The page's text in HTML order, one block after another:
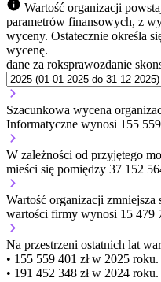
Wartość organizacji
parametrów finansowych, z
wyceny. Ostatecznie określa
wycenę.
dane za roksprawozdanie
Szacunkowa wycena
Informatyczne wynosi 155 559
W zależności od przyjętego
mieści się pomiędzy 37 152
Wartość organizacji zmniejsza
wartości firmy wynosi 15 479
Na przestrzeni ostatnich lat
• 155 559 401 zł w 2025 roku.
• 191 452 348 zł w 2024 roku.